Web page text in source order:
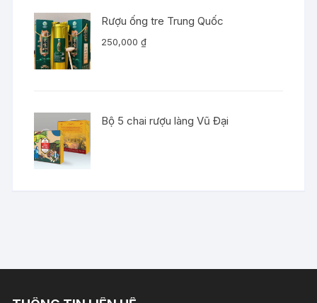
Rượu ống tre Trung Quốc
250,000₫
Bộ 5 chai rượu làng Vũ Đại